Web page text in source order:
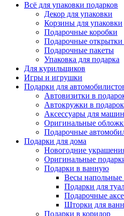
Всё для упаковки подарков
Декор для упаковки
Корзины для упаковки
Подарочные коробки
Подарочные открытки
Подарочные пакеты
Упаковка для подарка
Для курильщиков
Игры и игрушки
Подарки для
Автовизитки в
Автокружки в подарок
Аксессуары для
Оригинальные
Подарочные
Подарки для дома
Новогодние
Оригинальные
Подарки в ванную
Весы напольные
Подарки для
Подарочные
Шторки для
Подарки в коридор